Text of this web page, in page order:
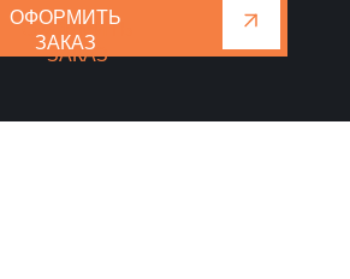
ОФОРМИТЬ
ЗАКАЗ
ОФОРМИТЬ
ЗАКАЗ